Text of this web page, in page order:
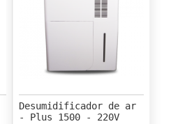
Desumidificador de ar
- Plus 1500 - 220V